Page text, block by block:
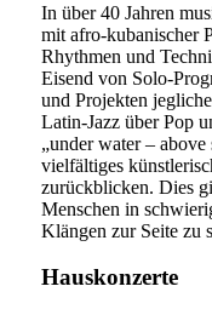
In über 40 Jahren
mit afro-kubanischer
Rhythmen und
Eisend von Solo-
und Projekten
Latin-Jazz über Pop
„under water – above
vielfältiges
zurückblicken. Dies
Menschen in
Klängen zur Seite zu
Hauskonzerte